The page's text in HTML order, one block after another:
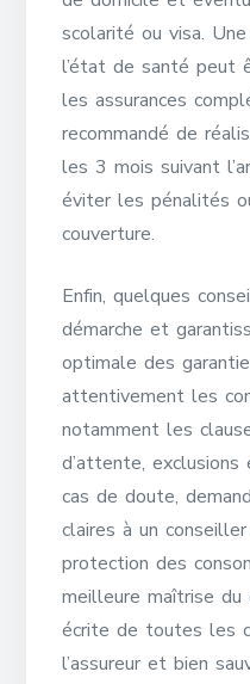
scolarité ou visa.
l’état de santé peut
les assurances
recommandé de
les 3 mois suivant
éviter les pénalités
couverture.
Enfin, quelques
démarche et
optimale des
attentivement les
notamment les
d’attente,
cas de doute,
claires à un
protection des
meilleure maîtrise du
écrite de toutes les
l’assureur et bien